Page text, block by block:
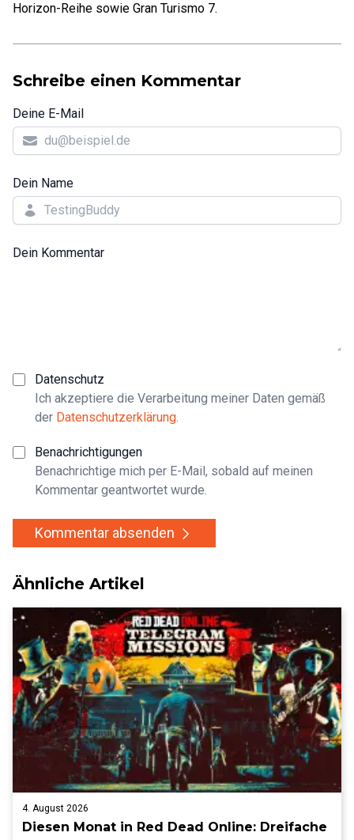
Horizon-Reihe sowie Gran Turismo 7.
Schreibe einen Kommentar
Deine E-Mail
Dein Name
Dein Kommentar
Datenschutz
Ich akzeptiere die Verarbeitung meiner Daten gemäß
der Datenschutzerklärung.
Benachrichtigungen
Benachrichtige mich per E-Mail, sobald auf meinen
Kommentar geantwortet wurde.
Kommentar absenden
Ähnliche Artikel
4. August 2026
Diesen Monat in Red Dead Online: Dreifache